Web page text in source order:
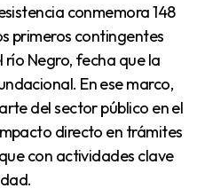
primeros contingentes
río Negro, fecha que la
En ese marco,
del sector público en el
directo en trámites
con actividades clave